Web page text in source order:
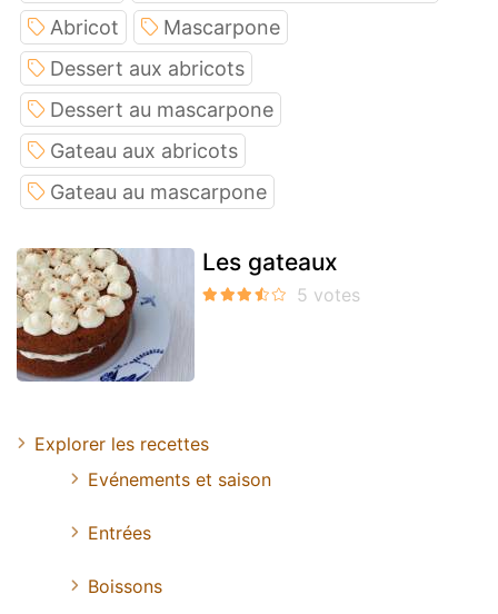
Abricot
Mascarpone
Dessert aux abricots
Dessert au mascarpone
Gateau aux abricots
Gateau au mascarpone
Les gateaux
Explorer les recettes
Evénements et saison
Entrées
Boissons